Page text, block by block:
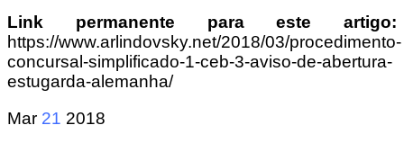
Link permanente para este artigo:
https://www.arlindovsky.net/2018/03/procedimento-
concursal-simplificado-1-ceb-3-aviso-de-abertura-
estugarda-alemanha/
Mar 21 2018